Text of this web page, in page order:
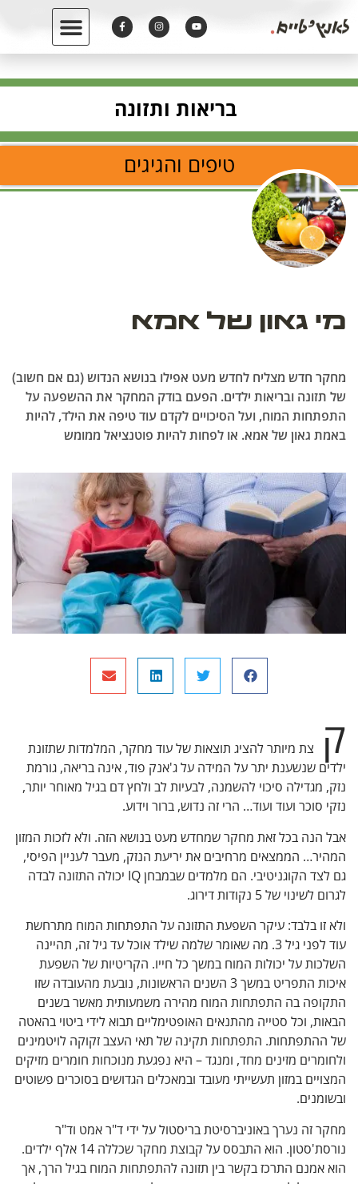
בריאות ותזונה
טיפים והגיגים
מי גאון של אמא
מחקר חדש מצליח לחדש מעט אפילו בנושא הנדוש (גם אם חשוב)
של תזונה ובריאות ילדים. הפעם בודק המחקר את ההשפעה על
התפתחות המוח, ועל הסיכויים לקדם עוד טיפה את הילד, להיות
באמת גאון של אמא. או לפחות להיות פוטנציאל ממומש
ק
צת מיותר להציג תוצאות של עוד מחקר, המלמדות שתזונת
ילדים שנשענת יתר על המידה על ג'אנק פוד, אינה בריאה, גורמת
נזק, מגדילה סיכוי להשמנה, לבעיות לב ולחץ דם בגיל מאוחר יותר,
נזקי סוכר ועוד ועוד… הרי זה נדוש, ברור וידוע.
אבל הנה בכל זאת מחקר שמחדש מעט בנושא הזה. ולא לזכות המזון
המהיר… הממצאים מרחיבים את יריעת הנזק, מעבר לעניין הפיסי,
גם לצד הקוגניטיבי. הם מלמדים שבמבחן IQ יכולה התזונה לבדה
לגרום לשינוי של 5 נקודות דירוג.
ולא זו בלבד: עיקר השפעת התזונה על התפתחות המוח מתרחשת
עוד לפני גיל 3. מה שאומר שלמה שילד אוכל עד גיל זה, תהיינה
השלכות על יכולות המוח במשך כל חייו. הקריטיות של השפעת
איכות התפריט במשך 3 השנים הראשונות, נובעת מהעובדה שזו
התקופה בה התפתחות המוח מהירה משמעותית מאשר בשנים
הבאות, וכל סטייה מהתנאים האופטימליים תבוא לידי ביטוי בהאטה
של ההתפתחות. התפתחות תקינה של תאי העצב זקוקה לויטמינים
ולחומרים מזינים מחד, ומנגד – היא נפגעת מנוכחות חומרים מזיקים
המצויים במזון תעשייתי מעובד ובמאכלים הגדושים בסוכרים פשוטים
ובשומנים.
מחקר זה נערך באוניברסיטת בריסטול על ידי ד"ר אמט וד"ר
נורסת'סטון. הוא התבסס על קבוצת מחקר שכללה 14 אלף ילדים.
הוא אמנם התרכז בקשר בין תזונה להתפתחות המוח בגיל הרך, אך